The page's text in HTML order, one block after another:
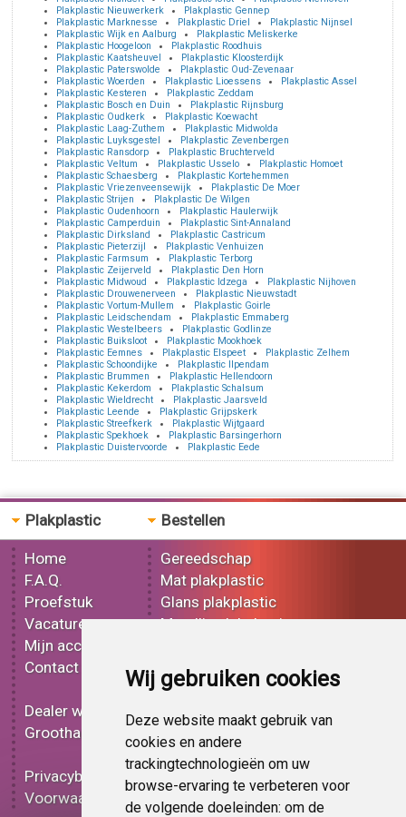
Wij gebruiken cookies
Deze website maakt gebruik van
cookies en andere
trackingtechnologieën om uw
browse-ervaring te verbeteren voor
de volgende doeleinden: om de
Plakplastic Nieuwerkerk
Plakplastic Gennep
Plakplastic Marknesse
Plakplastic Driel
Plakplastic Nijnsel
Plakplastic Wijk en Aalburg
Plakplastic Meliskerke
Plakplastic Hoogeloon
Plakplastic Roodhuis
Plakplastic Kaatsheuvel
Plakplastic Kloosterdijk
Plakplastic Paterswolde
Plakplastic Oud-Zevenaar
Plakplastic Woerden
Plakplastic Lioessens
Plakplastic Assel
Plakplastic Kesteren
Plakplastic Zeddam
Plakplastic Bosch en Duin
Plakplastic Rijnsburg
Plakplastic Oudkerk
Plakplastic Koewacht
Plakplastic Laag-Zuthem
Plakplastic Midwolda
Plakplastic Luyksgestel
Plakplastic Zevenbergen
Plakplastic Ransdorp
Plakplastic Bruchterveld
Plakplastic Veltum
Plakplastic Usselo
Plakplastic Homoet
Plakplastic Schaesberg
Plakplastic Kortehemmen
Plakplastic Vriezenveensewijk
Plakplastic De Moer
Plakplastic Strijen
Plakplastic De Wilgen
Plakplastic Oudenhoorn
Plakplastic Haulerwijk
Plakplastic Camperduin
Plakplastic Sint-Annaland
Plakplastic Dirksland
Plakplastic Castricum
Plakplastic Pieterzijl
Plakplastic Venhuizen
Plakplastic Farmsum
Plakplastic Terborg
Plakplastic Zeijerveld
Plakplastic Den Horn
Plakplastic Midwoud
Plakplastic Idzega
Plakplastic Nijhoven
Plakplastic Drouwenerveen
Plakplastic Nieuwstadt
Plakplastic Vortum-Mullem
Plakplastic Goirle
Plakplastic Leidschendam
Plakplastic Emmaberg
Plakplastic Westelbeers
Plakplastic Godlinze
Plakplastic Buiksloot
Plakplastic Mookhoek
Plakplastic Eemnes
Plakplastic Elspeet
Plakplastic Zelhem
Plakplastic Schoondijke
Plakplastic Ilpendam
Plakplastic Brummen
Plakplastic Hellendoorn
Plakplastic Kekerdom
Plakplastic Schalsum
Plakplastic Wieldrecht
Plakplastic Jaarsveld
Plakplastic Leende
Plakplastic Grijpskerk
Plakplastic Streefkerk
Plakplastic Wijtgaard
Plakplastic Spekhoek
Plakplastic Barsingerhorn
Plakplastic Duistervoorde
Plakplastic Eede
Plakplastic
Home
F.A.Q.
Proefstuk
Vacatures
Mijn account
Contact
Dealer worden
Groothandel
Privacybeleid
Voorwaarden
Bestellen
Gereedschap
Mat plakplastic
Glans plakplastic
Metallic plakplastic
Effect plakplastic
Bedrukt plakplastic
Carbon plakplastic
Lampen folie
Functionele folie
Plakplastic korting
Op bestelling